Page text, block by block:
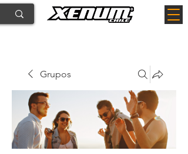
Grupos